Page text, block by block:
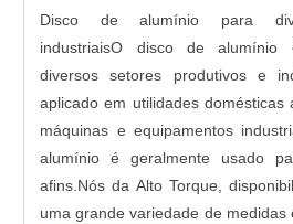
Disco de alumínio para
industriaisO disco de alumínio
diversos setores produtivos e
aplicado em utilidades domésticas
máquinas e equipamentos
alumínio é geralmente usado
afins.Nós da Alto Torque,
uma grande variedade de medidas